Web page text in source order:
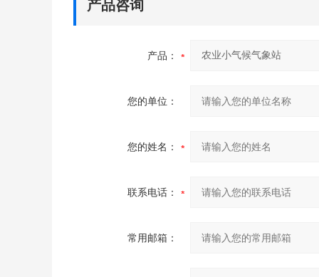
产品咨询
产品：
您的单位：
您的姓名：
联系电话：
常用邮箱：